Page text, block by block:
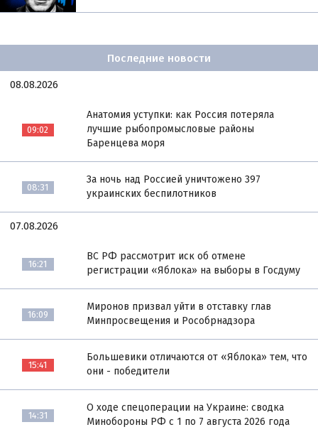
Последние новости
08.08.2026
09:02
Анатомия уступки: как Россия потеряла
лучшие рыбопромысловые районы
Баренцева моря
08:31
За ночь над Россией уничтожено 397
украинских беспилотников
07.08.2026
16:21
ВС РФ рассмотрит иск об отмене
регистрации «Яблока» на выборы в Госдуму
16:09
Миронов призвал уйти в отставку глав
Минпросвещения и Рособрнадзора
15:41
Большевики отличаются от «Яблока» тем, что
они - победители
14:31
О ходе спецоперации на Украине: сводка
Минобороны РФ с 1 по 7 августа 2026 года